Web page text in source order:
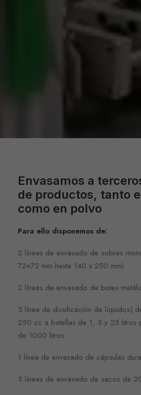
Envasamos a
de productos, tanto
como en polvo
Para ello disponemos de:
2 líneas de envasado de sobres
72×72 mm hasta 140 x 250 mm)
2 líneas de envasado de botes
3 línea de dosificación de líquidos(
250 cc a botellas de 1, 5 y 25 litros
de 1000 litros
1 línea de envasado de cápsulas
5 líneas de envasado de sacos de